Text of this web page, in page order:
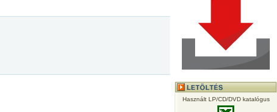
Használt LP/CD/DVD katalógus